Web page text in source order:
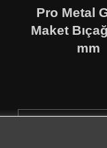
Pro Metal
Maket
mm